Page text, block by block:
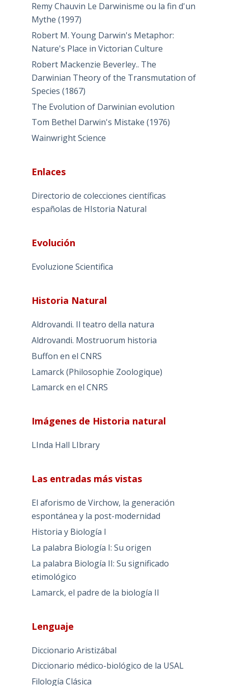
Remy Chauvin Le Darwinisme ou la fin d'un
Mythe (1997)
Robert M. Young Darwin's Metaphor:
Nature's Place in Victorian Culture
Robert Mackenzie Beverley.. The
Darwinian Theory of the Transmutation of
Species (1867)
The Evolution of Darwinian evolution
Tom Bethel Darwin's Mistake (1976)
Wainwright Science
Enlaces
Directorio de colecciones científicas
españolas de HIstoria Natural
Evolución
Evoluzione Scientifica
Historia Natural
Aldrovandi. Il teatro della natura
Aldrovandi. Mostruorum historia
Buffon en el CNRS
Lamarck (Philosophie Zoologique)
Lamarck en el CNRS
Imágenes de Historia natural
LInda Hall LIbrary
Las entradas más vistas
El aforismo de Virchow, la generación
espontánea y la post-modernidad
Historia y Biología I
La palabra Biología I: Su origen
La palabra Biología II: Su significado
etimológico
Lamarck, el padre de la biología II
Lenguaje
Diccionario Aristizábal
Diccionario médico-biológico de la USAL
Filología Clásica